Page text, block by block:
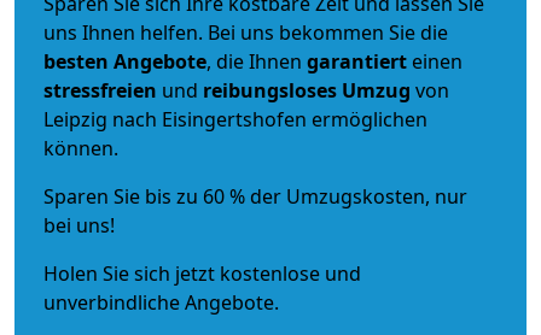
uns Ihnen helfen. Bei uns bekommen Sie die
besten Angebote, die Ihnen garantiert einen
stressfreien und reibungsloses Umzug von
Leipzig nach Eisingertshofen ermöglichen
können.
Sparen Sie bis zu 60 % der Umzugskosten, nur
bei uns!
Holen Sie sich jetzt kostenlose und
unverbindliche Angebote.